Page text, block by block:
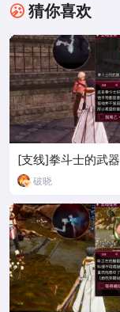
猜你喜欢
[支线]拳斗士的武器
破晓